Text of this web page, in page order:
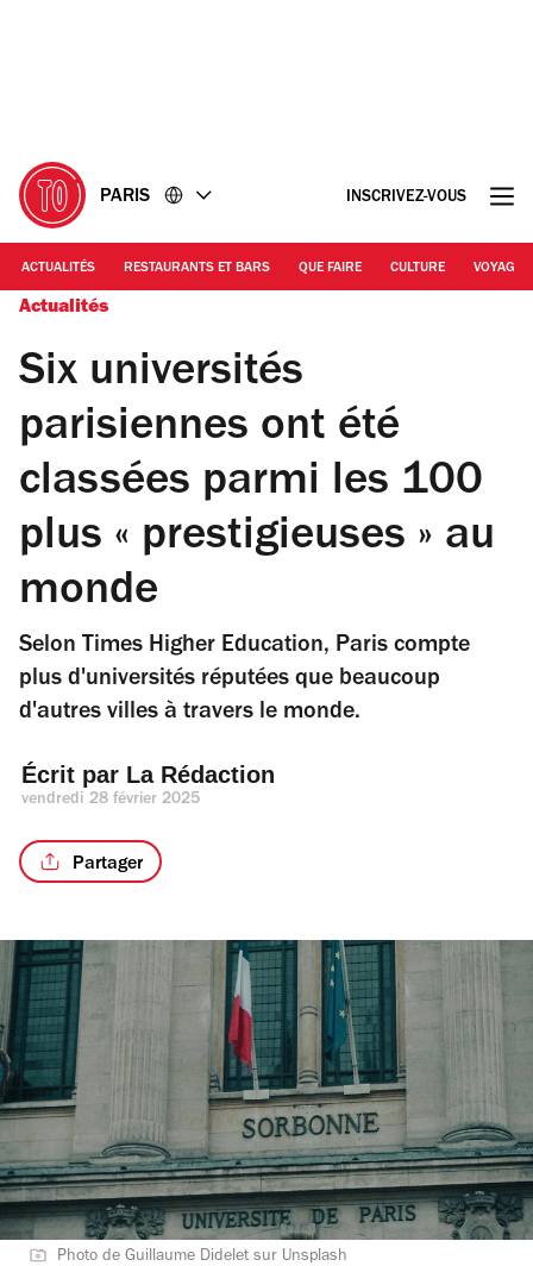
PARIS INSCRIVEZ-VOUS
ACTUALITÉS RESTAURANTS ET BARS QUE FAIRE CULTURE VOYAGE
Actualités
Six universités
parisiennes ont été
classées parmi les 100
plus « prestigieuses » au
monde
Selon Times Higher Education, Paris compte
plus d'universités réputées que beaucoup
d'autres villes à travers le monde.
Écrit par La Rédaction
vendredi 28 février 2025
Partager
Photo de Guillaume Didelet sur Unsplash